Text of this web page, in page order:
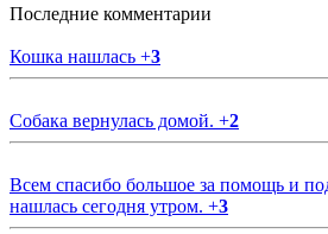
Последние комментарии
Кошка нашлась +3
Собака вернулась домой. +2
Всем спасибо большое за помощь и
нашлась сегодня утром. +3